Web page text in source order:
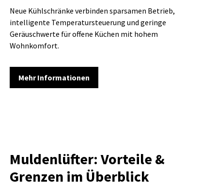
Neue Kühlschränke verbinden sparsamen Betrieb,
intelligente Temperatursteuerung und geringe
Geräuschwerte für offene Küchen mit hohem
Wohnkomfort.
Mehr Informationen
Muldenlüfter: Vorteile &
Grenzen im Überblick